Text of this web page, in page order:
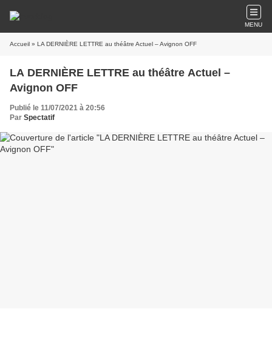
MENU
Accueil » LA DERNIÈRE LETTRE au théâtre Actuel – Avignon OFF
LA DERNIÈRE LETTRE au théâtre Actuel –
Avignon OFF
Publié le 11/07/2021 à 20:56
Par Spectatif